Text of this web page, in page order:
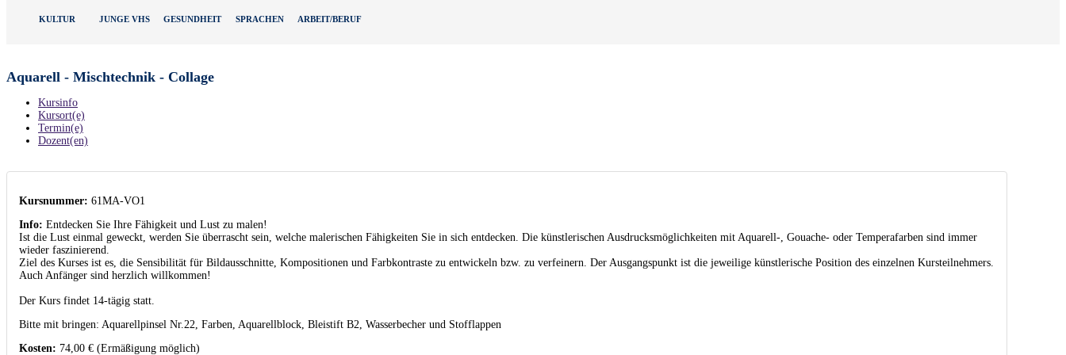
KULTUR JUNGE VHS GESUNDHEIT SPRACHEN ARBEIT/BERUF
Aquarell - Mischtechnik - Collage
Kursinfo
Kursort(e)
Termin(e)
Dozent(en)
Kursnummer: 61MA-VO1
Info: Entdecken Sie Ihre Fähigkeit und Lust zu malen!
Ist die Lust einmal geweckt, werden Sie überrascht sein, welche malerischen Fähigkeiten Sie in sich entdecken. Die künstlerischen Ausdrucksmöglichkeiten mit Aquarell-, Gouache- oder Temperafarben sind immer
wieder faszinierend.
Ziel des Kurses ist es, die Sensibilität für Bildausschnitte, Kompositionen und Farbkontraste zu entwickeln bzw. zu verfeinern. Der Ausgangspunkt ist die jeweilige künstlerische Position des einzelnen Kursteilnehmers.
Auch Anfänger sind herzlich willkommen!
Der Kurs findet 14-tägig statt.
Bitte mit bringen: Aquarellpinsel Nr.22, Farben, Aquarellblock, Bleistift B2, Wasserbecher und Stofflappen
Kosten: 74,00 € (Ermäßigung möglich)